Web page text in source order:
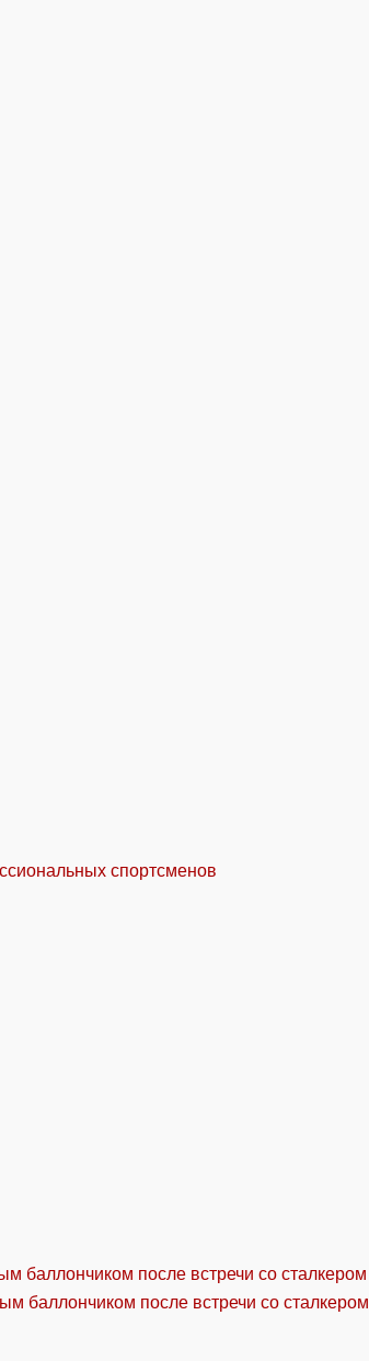
спортсменов
баллончиком после встречи со сталкером